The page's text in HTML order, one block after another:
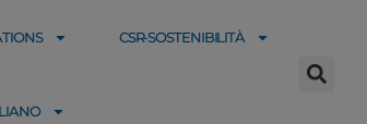
CSR-SOSTENIBILITÀ